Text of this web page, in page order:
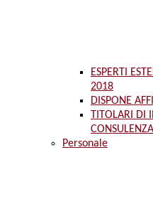
ESPERTI
2018
DISPONE
TITOLARI DI
Personale